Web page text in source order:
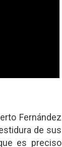
Fernández
de sus
es preciso